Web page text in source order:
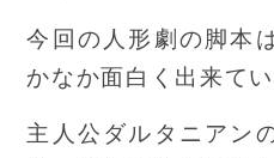
今回の人形劇の脚本
かなか面白く出来てい
主人公ダルタニアン